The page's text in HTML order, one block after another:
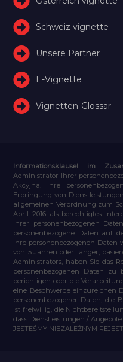
Schweiz vignette
Unsere Partner
E-Vignette
Vignetten-Glossar
Informationsklausel im
Administrator Ihrer
Akcyjna. Ihre
Erbringung von
allgemeinen Verordnung zum
April 2016 als berechtigtes
Ihrer personenbezogenen
personenbezogene Daten auf
Ihre personenbezogenen
von 5 Jahren oder länger,
Administrators, haben Sie das
personenbezogenen Daten
berichtigen oder die
eine Beschwerde einzureichen
personenbezogener Daten, die
ist freiwillig, die
dass Dienstleistungen /
JESTEŚMY NIEZALEŻNYM